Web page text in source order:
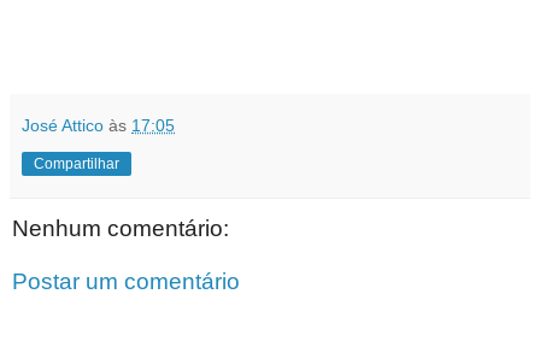
José Attico às 17:05
Compartilhar
Nenhum comentário:
Postar um comentário